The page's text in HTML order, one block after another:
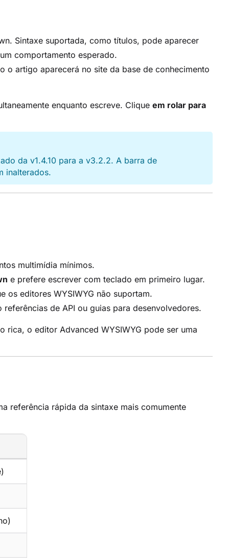
Sintaxe suportada, como títulos, pode aparecer
comportamento esperado.
artigo aparecerá no site da base de conhecimento
enquanto escreve. Clique em rolar para
da v1.4.10 para a v3.2.2. A barra de
inalterados.
multimídia mínimos.
e prefere escrever com teclado em primeiro lugar.
os editores WYSIWYG não suportam.
referências de API ou guias para desenvolvedores.
rica, o editor Advanced WYSIWYG pode ser uma
referência rápida da sintaxe mais comumente